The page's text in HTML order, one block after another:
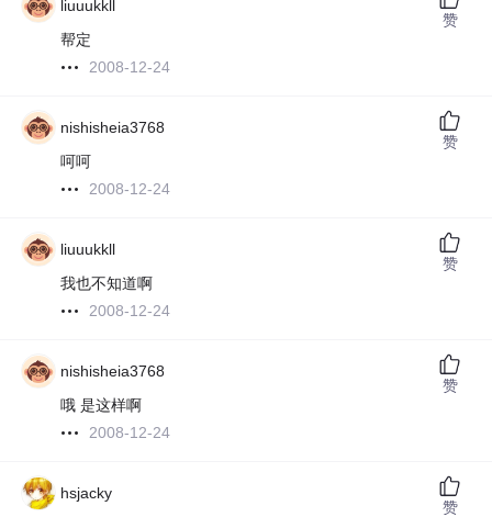
liuuukkll
帮定
2008-12-24
赞
nishisheia3768
呵呵
2008-12-24
赞
liuuukkll
我也不知道啊
2008-12-24
赞
nishisheia3768
哦 是这样啊
2008-12-24
赞
hsjacky
赞